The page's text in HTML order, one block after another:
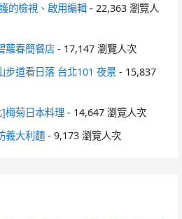
的檢視、啟用編輯 - 22,363 瀏覽人
蘿春簡餐店 - 17,147 瀏覽人次
步道看日落 台北101 夜景 - 15,837
梅菊日本料理 - 14,647 瀏覽人次
義大利麵 - 9,173 瀏覽人次